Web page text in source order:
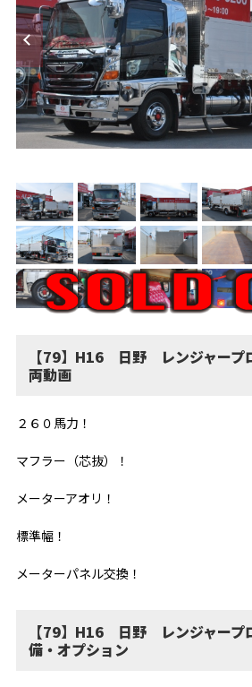
【79】H16 日野 レンジャー
両動画
２６０馬力！
マフラー（芯抜）！
メーターアオリ！
標準幅！
メーターパネル交換！
【79】H16 日野 レンジャー
備・オプション